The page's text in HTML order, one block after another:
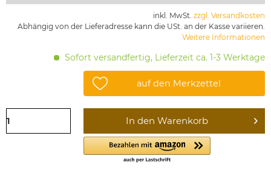
inkl. MwSt. zzgl. Versandkosten
Abhängig von der Lieferadresse kann die USt. an der Kasse variieren.
Weitere Informationen
Sofort versandfertig, Lieferzeit ca. 1-3 Werktage
auf den Merkzettel
In den Warenkorb